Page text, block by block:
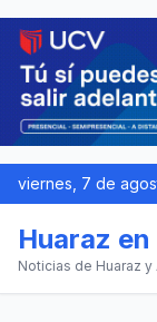
viernes, 7 de
Huaraz en
Noticias de Huaraz y